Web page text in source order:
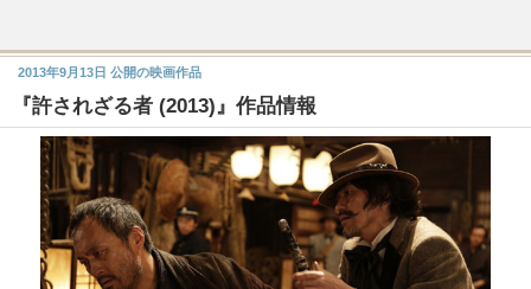
『許されざる者 (2013)』作品情報
2013年9月13日 公開の映画作品